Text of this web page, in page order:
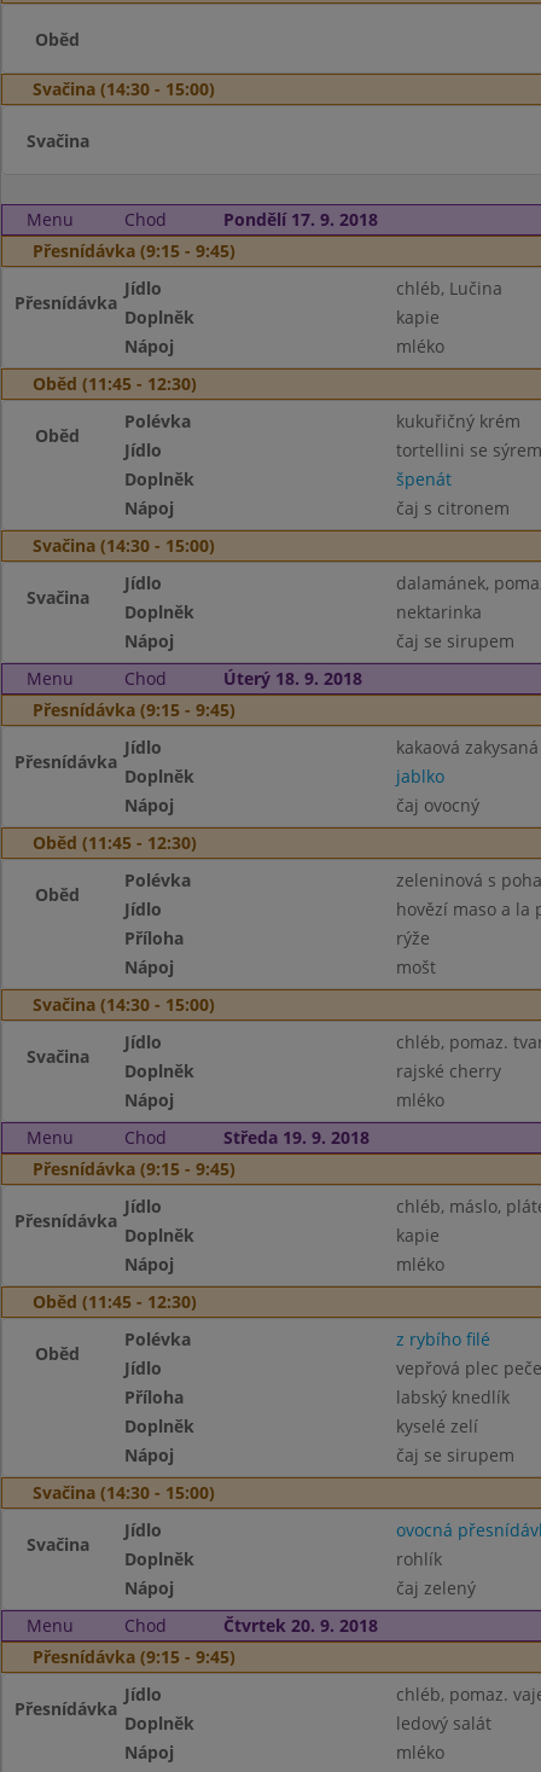
Oběd
Svačina (14:30 - 15:00)
Svačina
Menu Chod
Pondělí 17. 9. 2018
Přesnídávka (9:15 - 9:45)
Přesnídávka
Jídlo
chléb, Lučina
Doplněk
kapie
Nápoj
mléko
Oběd (11:45 - 12:30)
Oběd
Polévka
kukuřičný krém
Jídlo
tortellini se sýrem
Doplněk
špenát
Nápoj
čaj s citronem
Svačina (14:30 - 15:00)
Svačina
Jídlo
dalamánek,
Doplněk
nektarinka
Nápoj
čaj se sirupem
Menu
Chod
Úterý 18. 9. 2018
Přesnídávka (9:15 - 9:45)
Přesnídávka
Jídlo
kakaová
Doplněk
jablko
Nápoj
čaj ovocný
Oběd (11:45 - 12:30)
Oběd
Polévka
zeleninová s
Jídlo
hovězí maso a la
Příloha
rýže
Nápoj
mošt
Svačina (14:30 - 15:00)
Svačina
Jídlo
chléb, pomaz.
Doplněk
rajské cherry
Nápoj
mléko
Menu
Chod
Středa 19. 9. 2018
Přesnídávka (9:15 - 9:45)
Přesnídávka
Jídlo
chléb, máslo,
Doplněk
kapie
Nápoj
mléko
Oběd (11:45 - 12:30)
Oběd
Polévka
z rybího filé
Jídlo
vepřová plec
Příloha
labský knedlík
Doplněk
kyselé zelí
Nápoj
čaj se sirupem
Svačina (14:30 - 15:00)
Svačina
Jídlo
ovocná
Doplněk
rohlík
Nápoj
čaj zelený
Menu
Chod
Čtvrtek 20. 9. 2018
Přesnídávka (9:15 - 9:45)
Přesnídávka
Jídlo
chléb, pomaz.
Doplněk
ledový salát
Nápoj
mléko